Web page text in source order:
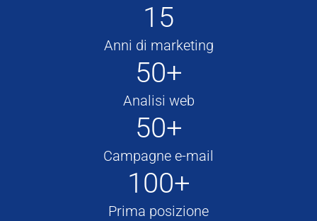
15
Anni di marketing
50+
Analisi web
50+
Campagne e-mail
100+
Prima posizione